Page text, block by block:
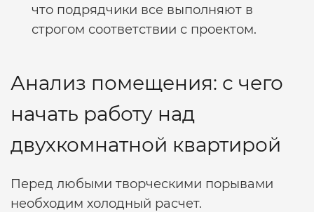
что подрядчики все выполняют в
строгом соответствии с проектом.
Анализ помещения: с чего
начать работу над
двухкомнатной квартирой
Перед любыми творческими порывами
необходим холодный расчет.